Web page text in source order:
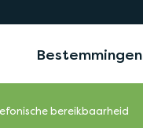
Bestemmingen
bereikbaarheid